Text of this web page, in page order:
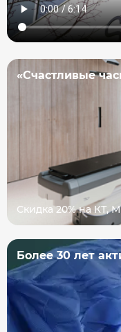
«Счастливые
Скидка 20% на КТ,
Более 30 лет